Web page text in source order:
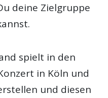
deine Zielgruppe
spielt in den
in Köln und
und diesen